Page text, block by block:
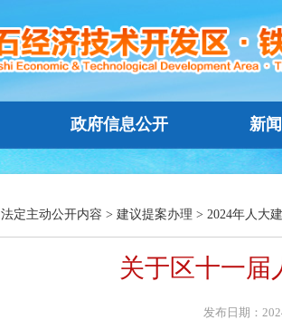
政府信息公开 新
法定主动公开内容 > 建议提案办理 > 2024年人大
关于区十一届
发布日期：